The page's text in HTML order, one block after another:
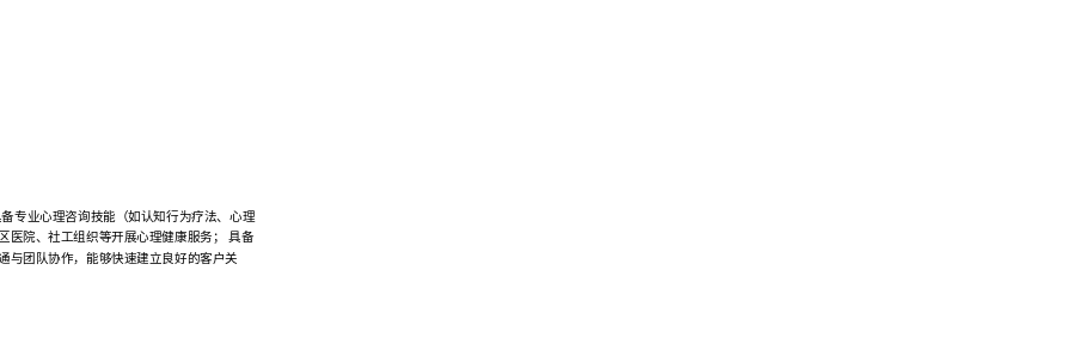
专业心理咨询技能（如认知行为疗法、心理
医院、社工组织等开展心理健康服务； 具备
与团队协作，能够快速建立良好的客户关